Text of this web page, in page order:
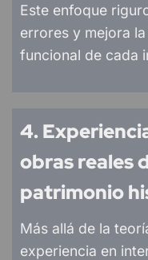
Este enfoque
errores y mejora
funcional de cada
4.
obras reales
patrimonio
Más allá de la
experiencia en